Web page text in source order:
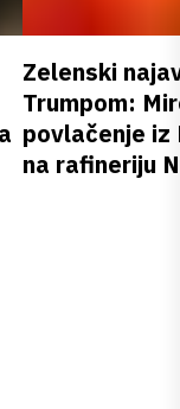
Zelenski
Trumpom:
povlačenje iz
na rafineriju